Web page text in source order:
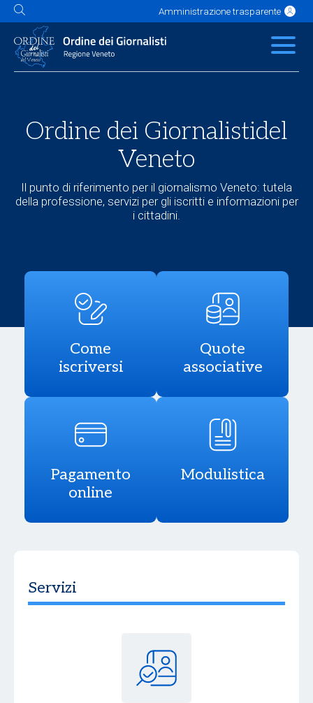
Amministrazione trasparente
L'Ordine News Servizi Albo
Contatti Link utili
Ordine dei Giornalistidel
Veneto
Il punto di riferimento per il giornalismo Veneto: tutela
della professione, servizi per gli iscritti e informazioni per
i cittadini.
Come
iscriversi
Quote
associative
Pagamento
online
Modulistica
Servizi